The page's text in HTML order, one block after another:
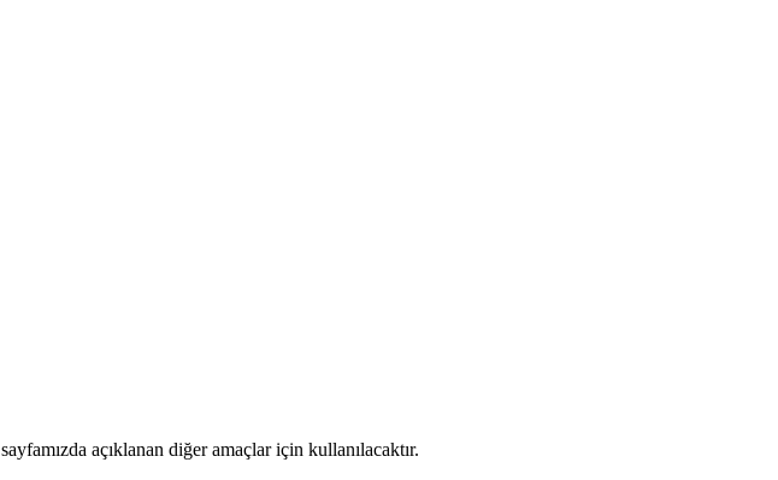
sayfamızda açıklanan diğer amaçlar için kullanılacaktır.